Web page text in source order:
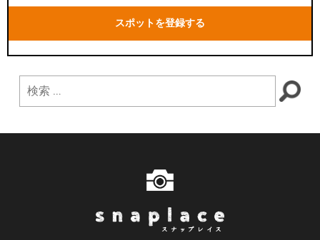
スポットを登録する